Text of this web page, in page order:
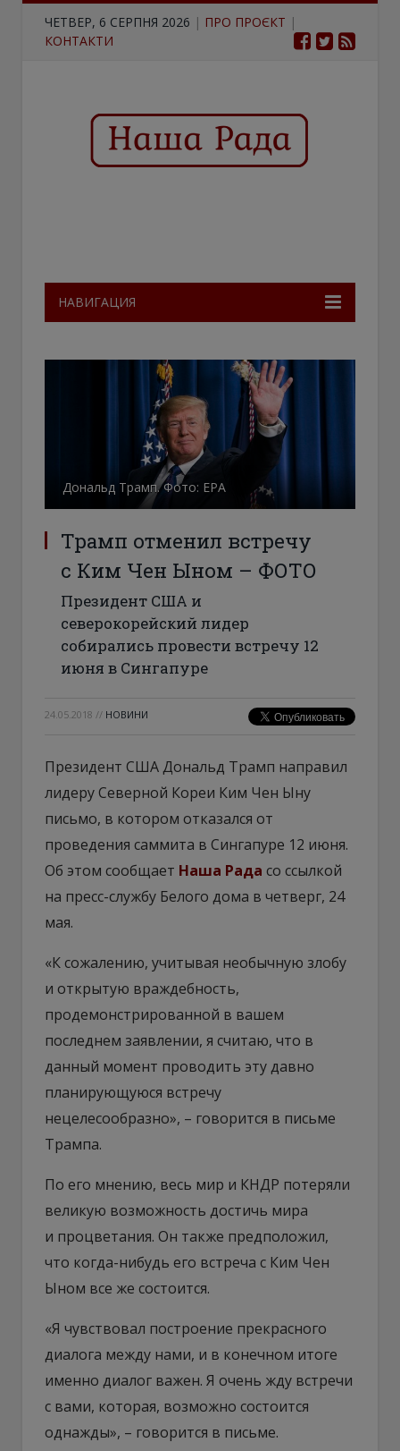
ЧЕТВЕР, 6 СЕРПНЯ 2026 | ПРО ПРОЄКТ |
КОНТАКТИ
НАВИГАЦИЯ
Дональд Трамп. Фото: ЕРА
Трамп отменил встречу
с Ким Чен Ыном – ФОТО
Президент США и
северокорейский лидер
собирались провести встречу 12
июня в Сингапуре
24.05.2018 // НОВИНИ
Президент США Дональд Трамп направил
лидеру Северной Кореи Ким Чен Ыну
письмо, в котором отказался от
проведения саммита в Сингапуре 12 июня.
Об этом сообщает Наша Рада со ссылкой
на пресс-службу Белого дома в четверг, 24
мая.
«К сожалению, учитывая необычную злобу
и открытую враждебность,
продемонстрированной в вашем
последнем заявлении, я считаю, что в
данный момент проводить эту давно
планирующуюся встречу
нецелесообразно», – говорится в письме
Трампа.
По его мнению, весь мир и КНДР потеряли
великую возможность достичь мира
и процветания. Он также предположил,
что когда-нибудь его встреча с Ким Чен
Ыном все же состоится.
«Я чувствовал построение прекрасного
диалога между нами, и в конечном итоге
именно диалог важен. Я очень жду встречи
с вами, которая, возможно состоится
однажды», – говорится в письме.